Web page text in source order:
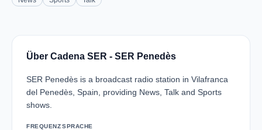
Über Cadena SER - SER Penedès
SER Penedès is a broadcast radio station in Vilafranca
del Penedès, Spain, providing News, Talk and Sports
shows.
FREQUENZSPRACHE